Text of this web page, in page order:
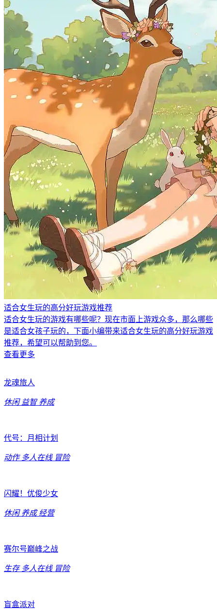
适合女生玩的高分好玩游戏推荐
适合女生玩的游戏有哪些呢？现在市面上游戏众多，那么哪些
是适合女孩子玩的，下面小编带来适合女生玩的高分好玩游戏
推荐，希望可以帮助到您。
查看更多
龙魂旅人
休闲 益智 养成
代号：月相计划
动作 多人在线 冒险
闪耀！优俊少女
休闲 养成 经营
赛尔号巅峰之战
生存 多人在线 冒险
盲盒派对